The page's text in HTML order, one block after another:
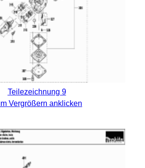
Teilezeichnung 9
Vergrößern anklicken